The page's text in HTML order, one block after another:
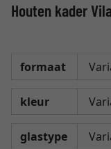
Houten kader
formaat
kleur
glastype